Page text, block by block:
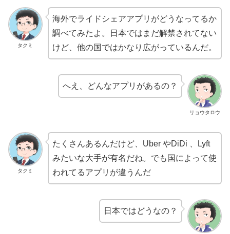
タクミ
海外でライドシェアアプリがどうなってるか
調べてみたよ。日本ではまだ解禁されてない
けど、他の国ではかなり広がっているんだ。
リョウタロウ
へえ、どんなアプリがあるの？
タクミ
たくさんあるんだけど、Uber やDiDi 、Lyft
みたいな大手が有名だね。でも国によって使
われてるアプリが違うんだ
日本ではどうなの？